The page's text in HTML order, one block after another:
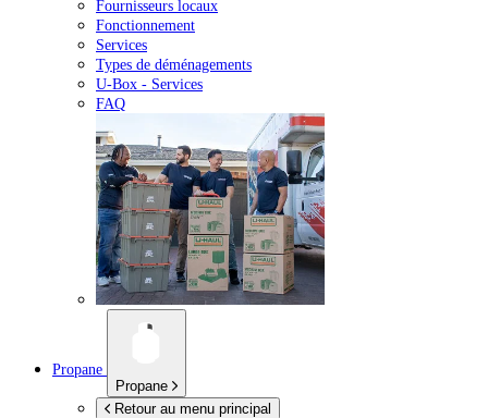
Fournisseurs locaux
Fonctionnement
Services
Types de déménagements
U-Box - Services
FAQ
Propane
Propane
Retour au menu principal